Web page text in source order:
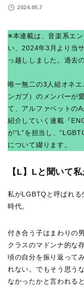
2024.05.7
※本連載は、音楽系エ
い、2024年3月より当
っ越ししました。過去
唯一無二の3人組オネ
ンガブ）のメンバーが
て、アルファベットの
紹介していく連載『
が“L”を担当し、
について綴ります。
【L】Lと聞いて
私がLGBTQと呼ばれる
時代。
付き合う子はまわりの
クラスのマドンナ的な
頃の自分を振り返って
れない。でもそう思う
なかったかと言われる